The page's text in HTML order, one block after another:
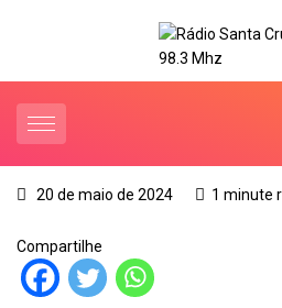
20 de maio de 2024 1 minute
Compartilhe